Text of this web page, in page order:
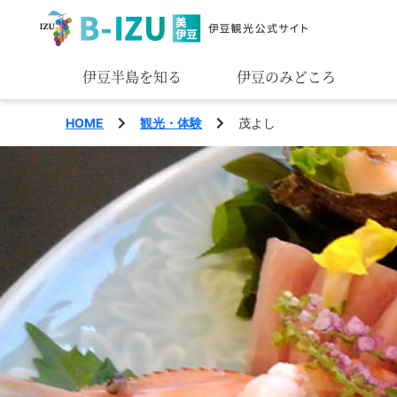
伊豆半島を知る 伊豆のみどころ
みる
あそぶ
あじわう
HOME 観光・体験 茂よし